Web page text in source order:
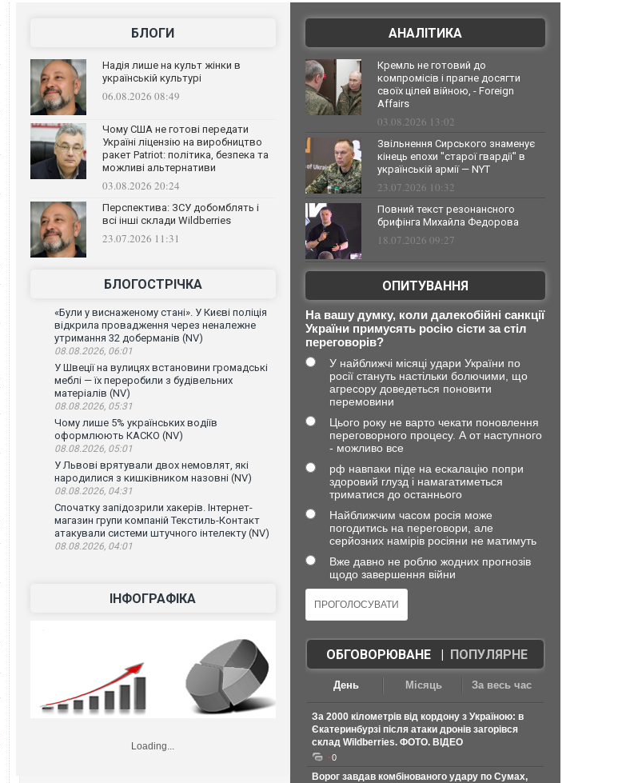
БЛОГИ
Надія лише на культ жінки в
українській культурі
06.08.2026 08:49
Чому США не готові передати
Україні ліцензію на виробництво
ракет Patriot: політика, безпека та
можливі альтернативи
03.08.2026 20:24
Перспектива: ЗСУ добомблять і
всі інші склади Wildberries
23.07.2026 11:31
БЛОГОСТРІЧКА
«Були у виснаженому стані». У Києві поліція
відкрила провадження через неналежне
утримання 32 доберманів (NV)
08.08.2026, 06:01
У Швеції на вулицях встановини громадські
меблі — їх переробили з будівельних
матеріалів (NV)
08.08.2026, 05:31
Чому лише 5% українських водіїв
оформлюють КАСКО (NV)
08.08.2026, 05:01
У Львові врятували двох немовлят, які
народилися з кишківником назовні (NV)
08.08.2026, 04:31
Спочатку запідозрили хакерів. Інтернет-
магазин групи компаній Текстиль-Контакт
атакували системи штучного інтелекту (NV)
08.08.2026, 04:01
ІНФОГРАФІКА
Loading...
АНАЛІТИКА
Кремль не готовий до
компромісів і прагне досягти
своїх цілей війною, - Foreign
Affairs
03.08.2026 13:02
Звільнення Сирського знаменує
кінець епохи "старої гвардії" в
українській армії — NYT
23.07.2026 10:32
Повний текст резонансного
брифінга Михайла Федорова
18.07.2026 09:27
ОПИТУВАННЯ
На вашу думку, коли далекобійні санкції
України примусять росію сісти за стіл
переговорів?
У найближчі місяці удари України по
росії стануть настільки болючими, що
агресору доведеться поновити
перемовини
Цього року не варто чекати поновлення
переговорного процесу. А от наступного
- можливо все
рф навпаки піде на ескалацію попри
здоровий глузд і намагатиметься
триматися до останнього
Найближчим часом росія може
погодитись на переговори, але
серйозних намірів росіяни не матимуть
Вже давно не роблю жодних прогнозів
щодо завершення війни
ОБГОВОРЮВАНЕ| ПОПУЛЯРНЕ
День Місяць За весь час
За 2000 кілометрів від кордону з Україною: в
Єкатеринбурзі після атаки дронів загорівся
склад Wildberries. ФОТО. ВІДЕО
0
Ворог завдав комбінованого удару по Сумах,